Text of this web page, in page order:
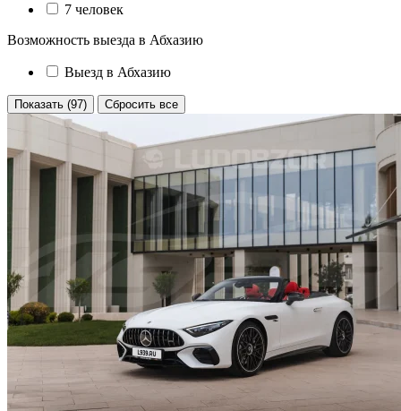
7 человек
Возможность выезда в Абхазию
Выезд в Абхазию
Показать (97) Сбросить все